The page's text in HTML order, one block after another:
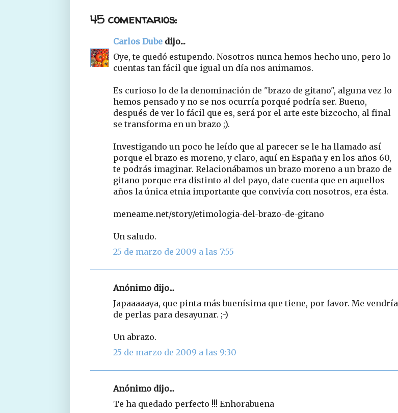
45 comentarios:
Carlos Dube dijo...
Oye, te quedó estupendo. Nosotros nunca hemos hecho uno, pero lo
cuentas tan fácil que igual un día nos animamos.
Es curioso lo de la denominación de "brazo de gitano", alguna vez lo
hemos pensado y no se nos ocurría porqué podría ser. Bueno,
después de ver lo fácil que es, será por el arte este bizcocho, al final
se transforma en un brazo ;).
Investigando un poco he leído que al parecer se le ha llamado así
porque el brazo es moreno, y claro, aquí en España y en los años 60,
te podrás imaginar. Relacionábamos un brazo moreno a un brazo de
gitano porque era distinto al del payo, date cuenta que en aquellos
años la única etnia importante que convivía con nosotros, era ésta.
meneame.net/story/etimologia-del-brazo-de-gitano
Un saludo.
25 de marzo de 2009 a las 7:55
Anónimo dijo...
Japaaaaaya, que pinta más buenísima que tiene, por favor. Me vendría
de perlas para desayunar. ;-)
Un abrazo.
25 de marzo de 2009 a las 9:30
Anónimo dijo...
Te ha quedado perfecto !!! Enhorabuena